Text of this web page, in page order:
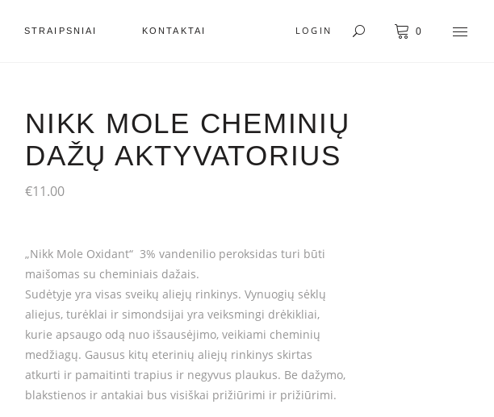
STRAIPSNIAI KONTAKTAI LOGIN 0
NIKK MOLE CHEMINIŲ
DAŽŲ AKTYVATORIUS
€11.00
„Nikk Mole Oxidant“ 3% vandenilio peroksidas turi būti
maišomas su cheminiais dažais.
Sudėtyje yra visas sveikų aliejų rinkinys. Vynuogių sėklų
aliejus, turėklai ir simondsijai yra veiksmingi drėkikliai,
kurie apsaugo odą nuo išsausėjimo, veikiami cheminių
medžiagų. Gausus kitų eterinių aliejų rinkinys skirtas
atkurti ir pamaitinti trapius ir negyvus plaukus. Be dažymo,
blakstienos ir antakiai bus visiškai prižiūrimi ir prižiūrimi.